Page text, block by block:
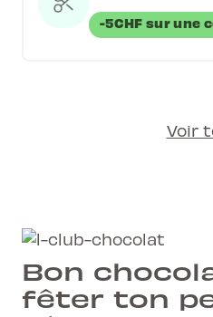
-5CHF sur une
Voir
Bon
fêter ton